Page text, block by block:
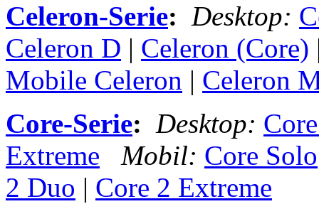
Celeron-Serie: Desktop:
Celeron D | Celeron (Core)
Mobile Celeron | Celeron
Core-Serie: Desktop:
Extreme
Mobil: Core Solo
2 Duo | Core 2 Extreme